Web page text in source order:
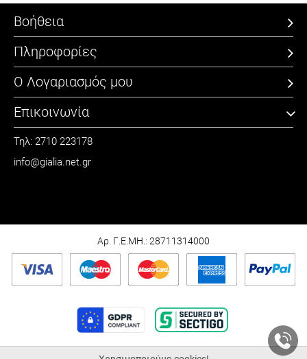
Βοήθεια
Πληροφορίες
Ο Λογαριασμός μου
Επικοινωνία
Τηλ: 2710 223178
info@gialia.net.gr
Αρ. Γ.Ε.ΜΗ.: 28711314000